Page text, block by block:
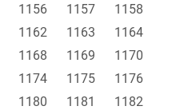
1156 1157
1158
1162 1163
1164
1168 1169
1170
1174 1175
1176
1180 1181
1182